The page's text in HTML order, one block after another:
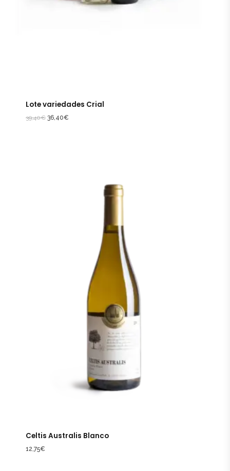
Lote variedades Crial
39,40€ 36,40€
Celtis Australis Blanco
12,75€